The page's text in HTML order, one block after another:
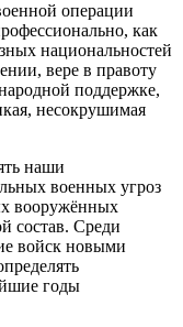
операции
как
национальностей
вере в правоту
поддержке,
несокрушимая
наши
военных угроз
вооружённых
состав. Среди
войск новыми
годы